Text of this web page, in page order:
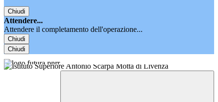
Chiudi
Attendere...
Attendere il completamento dell'operazione...
Chiudi
Chiudi